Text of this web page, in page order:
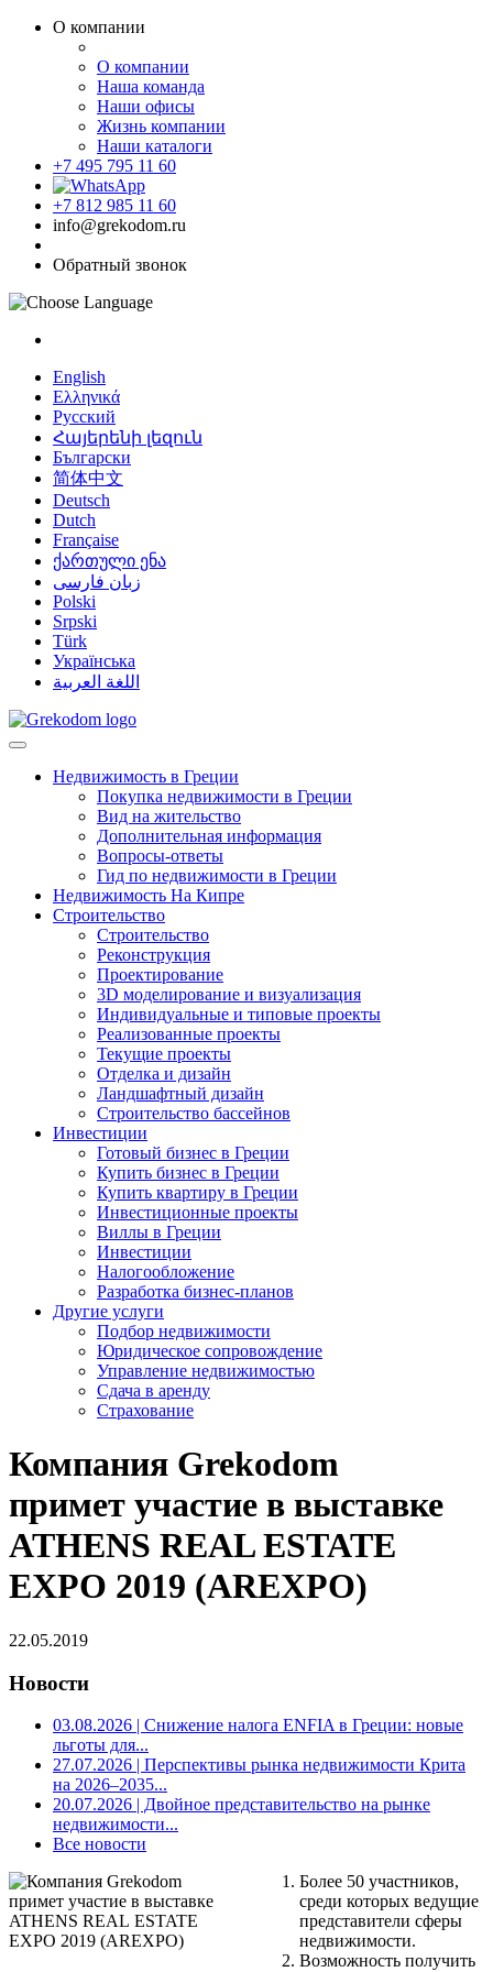
О компании
О компании
Наша команда
Наши офисы
Жизнь компании
Наши каталоги
+7 495 795 11 60
+7 812 985 11 60
info@grekodom.ru
Обратный звонок
English
Ελληνικά
Русский
Հայերենի լեզուն
Български
简体中文
Deutsch
Dutch
Française
ქართული ენა
زبان فارسی
Polski
Srpski
Türk
Українська
اللغة العربية
Недвижимость в Греции
Покупка недвижимости в Греции
Вид на жительство
Дополнительная информация
Вопросы-ответы
Гид по недвижимости в Греции
Недвижимость На Кипре
Строительство
Строительство
Реконструкция
Проектирование
3D моделирование и визуализация
Индивидуальные и типовые проекты
Реализованные проекты
Текущие проекты
Отделка и дизайн
Ландшафтный дизайн
Строительство бассейнов
Инвестиции
Готовый бизнес в Греции
Купить бизнес в Греции
Купить квартиру в Греции
Инвестиционные проекты
Виллы в Греции
Инвестиции
Налогообложение
Разработка бизнес-планов
Другие услуги
Подбор недвижимости
Юридическое сопровождение
Управление недвижимостью
Сдача в аренду
Страхование
Компания Grekodom
примет участие в выставке
ATHENS REAL ESTATE
EXPO 2019 (AREXPO)
22.05.2019
Новости
03.08.2026 | Снижение налога ENFIA в Греции: новые
льготы для...
27.07.2026 | Перспективы рынка недвижимости Крита
на 2026–2035...
20.07.2026 | Двойное представительство на рынке
недвижимости...
Все новости
Более 50 участников,
среди которых ведущие
представители сферы
недвижимости.
Возможность получить